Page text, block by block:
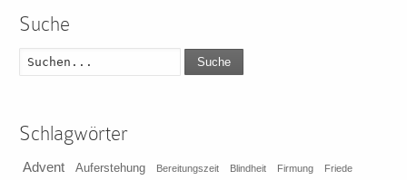
Suche
Suche
Schlagwörter
Advent Auferstehung Bereitungszeit Blindheit Firmung
Friede